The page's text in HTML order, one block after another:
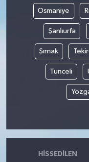
Osmaniye
Şanlıurfa
Şırnak
Tunceli
HISSEDILEN